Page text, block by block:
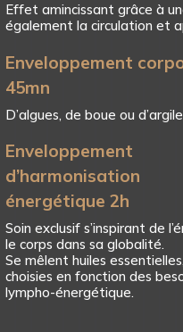
Effet amincissant grâce à
également la circulation et
Enveloppement
45mn
D’algues, de boue ou
Enveloppement
d’harmonisation
énergétique 2h
Soin exclusif s’inspirant de
le corps dans sa globalité.
Se mêlent huiles
choisies en fonction des
lympho-énergétique.